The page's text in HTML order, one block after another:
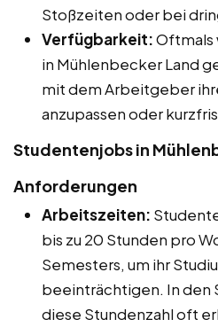
Stoßzeiten oder bei
Verfügbarkeit:Oftmals
in Mühlenbecker Land
mit dem Arbeitgeber
anzupassen oder
Studentenjobs in
Anforderungen
Arbeitszeiten:
bis zu 20 Stunden pro
Semesters, um ihr
beeinträchtigen. In den
diese Stundenzahl oft